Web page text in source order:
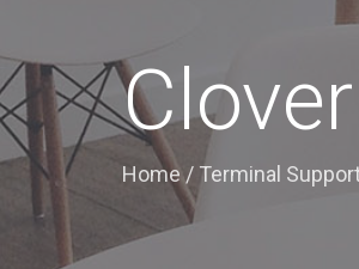
Home/ Terminal